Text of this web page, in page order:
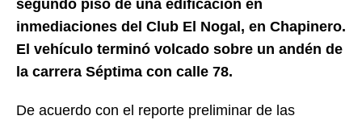
segundo piso de una edificación en
inmediaciones del Club El Nogal, en Chapinero.
El vehículo terminó volcado sobre un andén de
la carrera Séptima con calle 78.
De acuerdo con el reporte preliminar de las